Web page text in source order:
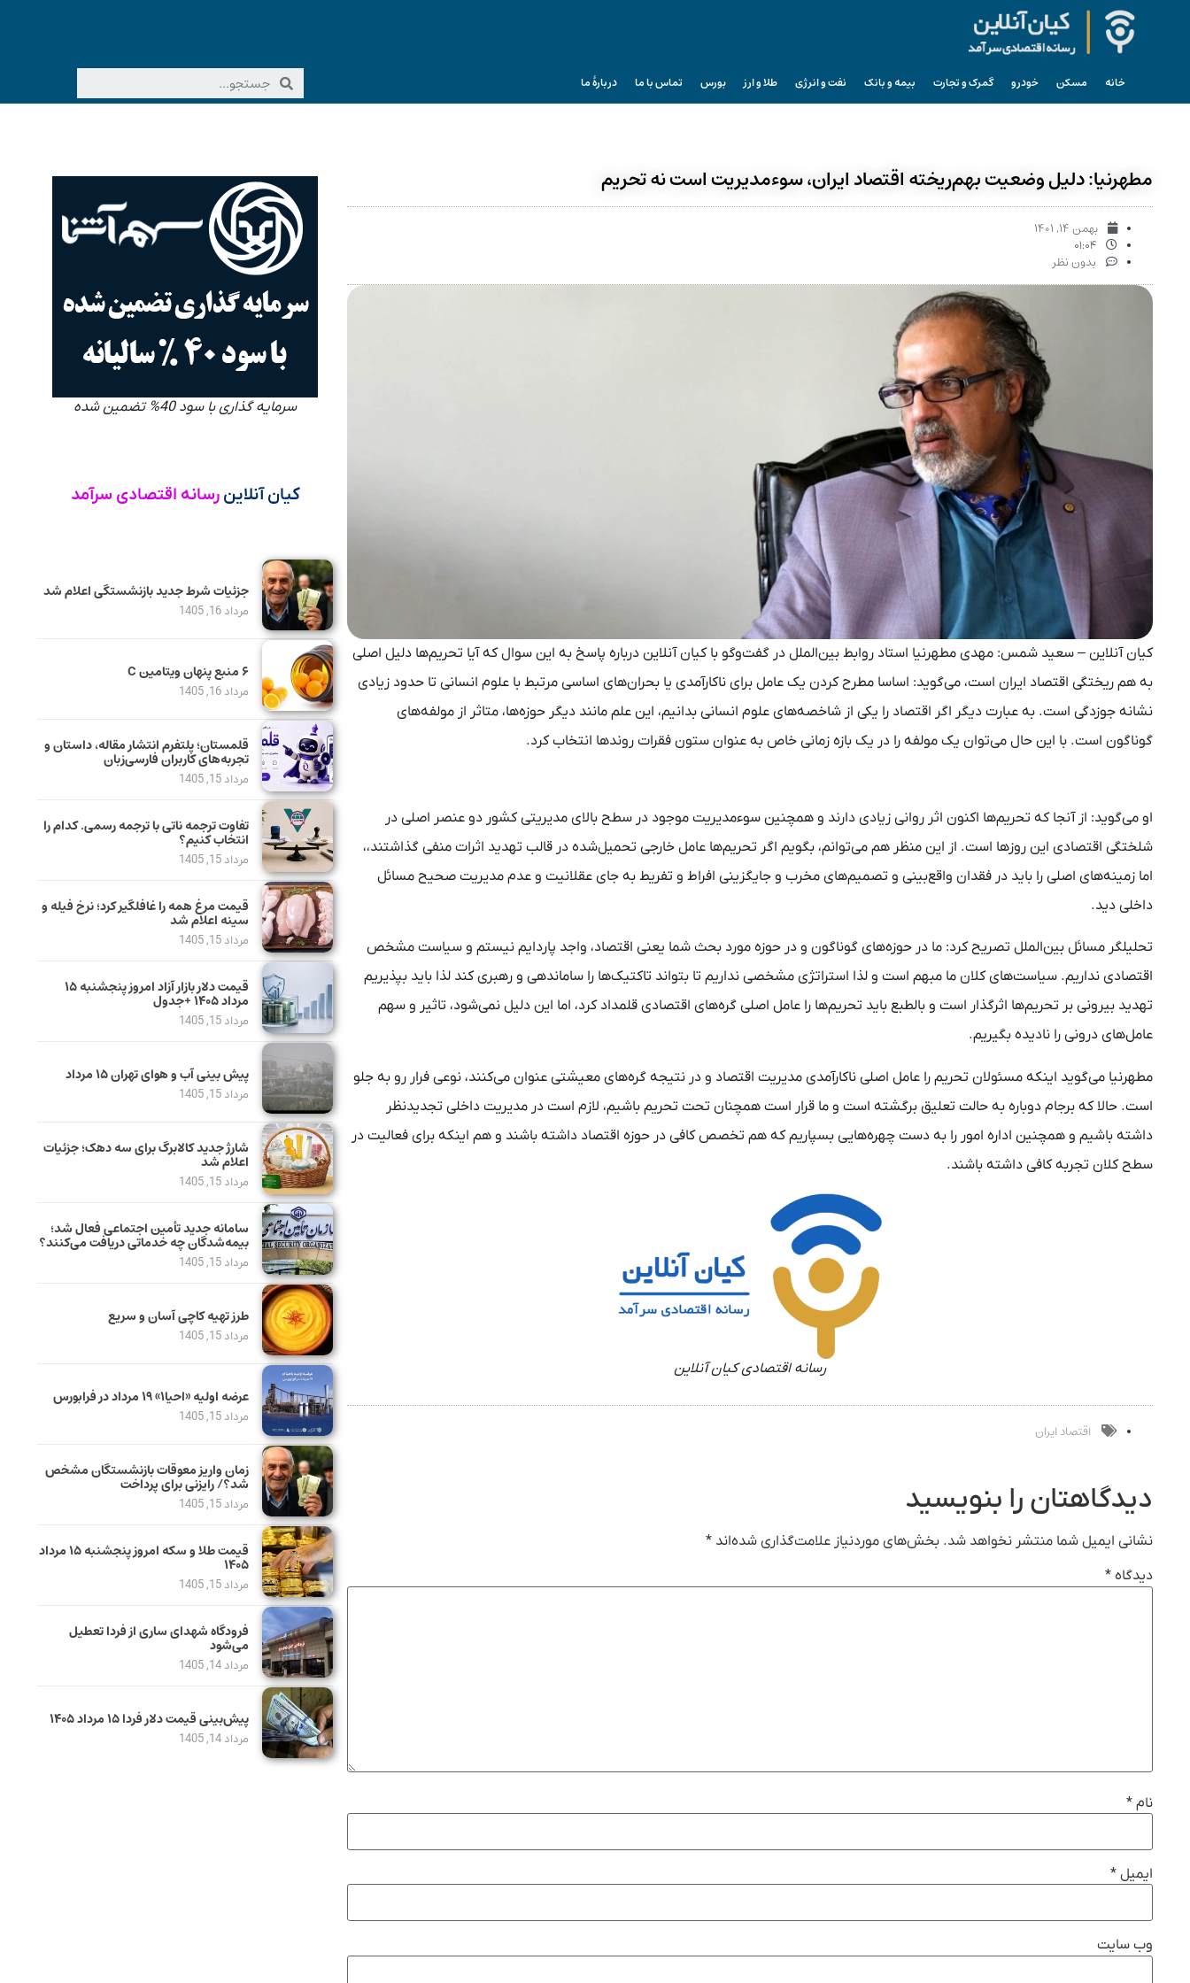
خانه مسکن خودرو گمرک و تجارت بیمه و بانک نفت و انرژی طلا و ارز بورس تماس با ما دربارۀ ما
مطهرنیا: دلیل وضعیت بهم‌ریخته اقتصاد ایران، سوءمدیریت است نه تحریم
بهمن ۱۴, ۱۴۰۱
۰۱:۰۴
بدون نظر
کیان آنلاین – سعید شمس: مهدی مطهرنیا استاد روابط بین‌الملل در گفت‌وگو با کیان آنلاین درباره پاسخ به این سوال که آیا تحریم‌ها دلیل اصلی
به هم ریختگی اقتصاد ایران است، می‌گوید: اساسا مطرح کردن یک عامل برای ناکارآمدی یا بحران‌های اساسی مرتبط با علوم انسانی تا حدود زیادی
نشانه جوزدگی است. به عبارت دیگر اگر اقتصاد را یکی از شاخصه‌های علوم انسانی بدانیم، این علم مانند دیگر حوزه‌ها، متاثر از مولفه‌های
گوناگون است. با این حال می‌توان یک مولفه را در یک بازه زمانی خاص به عنوان ستون فقرات روند‌ها انتخاب کرد.
او می‌گوید: از آنجا که تحریم‌ها اکنون اثر روانی زیادی دارند و همچنین سوءمدیریت موجود در سطح بالای مدیریتی کشور دو عنصر اصلی در
شلختگی اقتصادی این روز‌ها است. از این منظر هم می‌توانم، بگویم اگر تحریم‌ها عامل خارجی تحمیل‌شده در قالب تهدید اثرات منفی گذاشتند،،
اما زمینه‌های اصلی را باید در فقدان واقع‌بینی و تصمیم‌های مخرب و جایگزینی افراط و تفریط به جای عقلانیت و عدم مدیریت صحیح مسائل
داخلی دید.
تحلیلگر مسائل بین‌الملل تصریح کرد: ما در حوزه‌های گوناگون و در حوزه مورد بحث شما یعنی اقتصاد، واجد پاردایم نیستم و سیاست مشخص
اقتصادی نداریم. سیاست‌های کلان ما مبهم است و لذا استراتژی مشخصی نداریم تا بتواند تاکتیک‌ها را ساماندهی و رهبری کند لذا باید بپذیریم
تهدید بیرونی بر تحریم‌ها اثرگذار است و بالطبع باید تحریم‌ها را عامل اصلی گره‌های اقتصادی قلمداد کرد، اما این دلیل نمی‌شود، تاثیر و سهم
عامل‌های درونی را نادیده بگیریم.
مطهرنیا می‌گوید اینکه مسئولان تحریم را عامل اصلی ناکارآمدی مدیریت اقتصاد و در نتیجه گره‌های معیشتی عنوان می‌کنند، نوعی فرار رو به جلو
است. حالا که برجام دوباره به حالت تعلیق برگشته است و ما قرار است همچنان تحت تحریم باشیم، لازم است در مدیریت داخلی تجدیدنظر
داشته باشیم و همچنین اداره امور را به دست چهره‌هایی بسپاریم که هم تخصص کافی در حوزه اقتصاد داشته باشند و هم اینکه برای فعالیت در
سطح کلان تجربه کافی داشته باشند.
رسانه اقتصادی کیان آنلاین
اقتصاد ایران
دیدگاهتان را بنویسید
نشانی ایمیل شما منتشر نخواهد شد. بخش‌های موردنیاز علامت‌گذاری شده‌اند *
دیدگاه *
نام *
ایمیل *
وب‌ سایت
سرمایه گذاری با سود 40% تضمین شده
کیان آنلاین رسانه اقتصادی سرآمد
جزئیات شرط جدید بازنشستگی اعلام شد
مرداد 16, 1405
۶ منبع پنهان ویتامین C
مرداد 16, 1405
قلمستان؛ پلتفرم انتشار مقاله، داستان و
تجربه‌های کاربران فارسی‌زبان
مرداد 15, 1405
تفاوت ترجمه ناتی با ترجمه رسمی. کدام را
انتخاب کنیم؟
مرداد 15, 1405
قیمت مرغ همه را غافلگیر کرد؛ نرخ فیله و
سینه اعلام شد
مرداد 15, 1405
قیمت دلار بازار آزاد امروز پنجشنبه ۱۵
مرداد ۱۴۰۵ +جدول
مرداد 15, 1405
پیش بینی آب و هوای تهران ۱۵ مرداد
مرداد 15, 1405
شارژ جدید کالابرگ برای سه دهک؛ جزئیات
اعلام شد
مرداد 15, 1405
سامانه جدید تأمین اجتماعی فعال شد؛
بیمه‌شدگان چه خدماتی دریافت می‌کنند؟
مرداد 15, 1405
طرز تهیه کاچی آسان و سریع
مرداد 15, 1405
عرضه اولیه «احیا۱» ۱۹ مرداد در فرابورس
مرداد 15, 1405
زمان واریز معوقات بازنشستگان مشخص
شد؟/ رایزنی برای پرداخت
مرداد 15, 1405
قیمت طلا و سکه امروز پنجشنبه ۱۵ مرداد
۱۴۰۵
مرداد 15, 1405
فرودگاه شهدای ساری از فردا تعطیل
می‌شود
مرداد 14, 1405
پیش‌بینی قیمت دلار فردا ۱۵ مرداد ۱۴۰۵
مرداد 14, 1405